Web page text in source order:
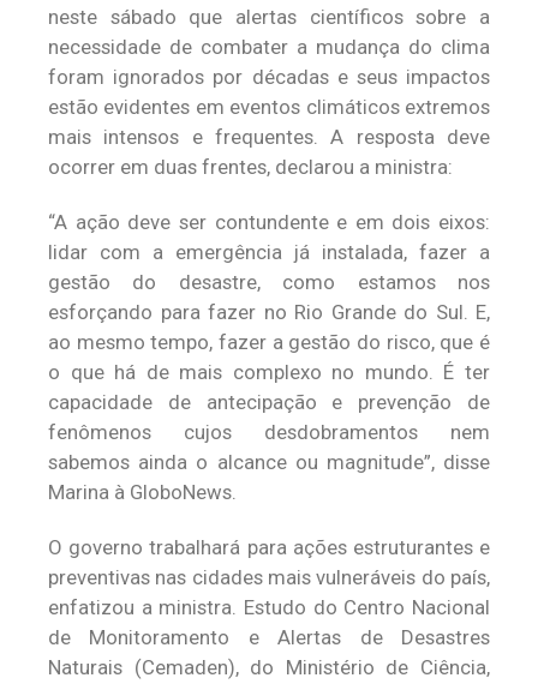
neste sábado que alertas científicos sobre a
necessidade de combater a mudança do clima
foram ignorados por décadas e seus impactos
estão evidentes em eventos climáticos extremos
mais intensos e frequentes. A resposta deve
ocorrer em duas frentes, declarou a ministra:
“A ação deve ser contundente e em dois eixos:
lidar com a emergência já instalada, fazer a
gestão do desastre, como estamos nos
esforçando para fazer no Rio Grande do Sul. E,
ao mesmo tempo, fazer a gestão do risco, que é
o que há de mais complexo no mundo. É ter
capacidade de antecipação e prevenção de
fenômenos cujos desdobramentos nem
sabemos ainda o alcance ou magnitude”, disse
Marina à GloboNews.
O governo trabalhará para ações estruturantes e
preventivas nas cidades mais vulneráveis do país,
enfatizou a ministra. Estudo do Centro Nacional
de Monitoramento e Alertas de Desastres
Naturais (Cemaden), do Ministério de Ciência,